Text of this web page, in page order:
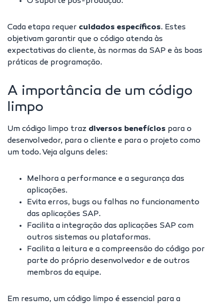
Cada etapa requer cuidados específicos. Estes
objetivam garantir que o código atenda às
expectativas do cliente, às normas da SAP e às boas
práticas de programação.
A importância de um código
limpo
Um código limpo traz diversos benefícios para o
desenvolvedor, para o cliente e para o projeto como
um todo. Veja alguns deles:
Melhora a performance e a segurança das
aplicações.
Evita erros, bugs ou falhas no funcionamento
das aplicações SAP.
Facilita a integração das aplicações SAP com
outros sistemas ou plataformas.
Facilita a leitura e a compreensão do código por
parte do próprio desenvolvedor e de outros
membros da equipe.
Em resumo, um código limpo é essencial para a